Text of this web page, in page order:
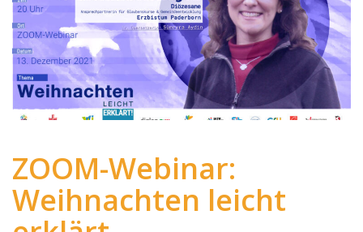
ZOOM-Webinar:
Weihnachten leicht